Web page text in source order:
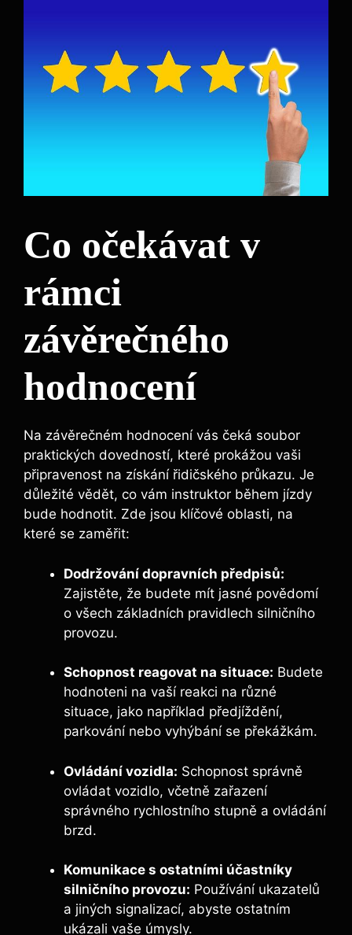
Co očekávat v
rámci
závěrečného
hodnocení
Na závěrečném hodnocení vás čeká soubor
praktických dovedností, které prokážou vaši
připravenost na získání řidičského průkazu. Je
důležité vědět, co vám instruktor během jízdy
bude hodnotit. Zde jsou klíčové oblasti, na
které se zaměřit:
Dodržování dopravních předpisů:
Zajistěte, že budete mít jasné povědomí
o všech základních pravidlech silničního
provozu.
Schopnost reagovat na situace: Budete
hodnoteni na vaší reakci na různé
situace, jako například předjíždění,
parkování nebo vyhýbání se překážkám.
Ovládání vozidla: Schopnost správně
ovládat vozidlo, včetně zařazení
správného rychlostního stupně a ovládání
brzd.
Komunikace s ostatními účastníky
silničního provozu: Používání ukazatelů
a jiných signalizací, abyste ostatním
ukázali vaše úmysly.